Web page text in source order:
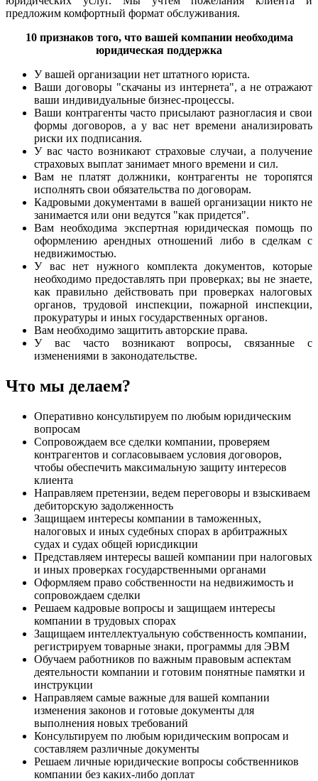
предложим комфортный формат обслуживания.
10 признаков того, что вашей компании необходима
юридическая поддержка
У вашей организации нет штатного юриста.
Ваши договоры "скачаны из интернета", а не отражают
ваши индивидуальные бизнес-процессы.
Ваши контрагенты часто присылают разногласия и свои
формы договоров, а у вас нет времени анализировать
риски их подписания.
У вас часто возникают страховые случаи, а получение
страховых выплат занимает много времени и сил.
Вам не платят должники, контрагенты не торопятся
исполнять свои обязательства по договорам.
Кадровыми документами в вашей организации никто не
занимается или они ведутся "как придется".
Вам необходима экспертная юридическая помощь по
оформлению арендных отношений либо в сделкам с
недвижимостью.
У вас нет нужного комплекта документов, которые
необходимо предоставлять при проверках; вы не знаете,
как правильно действовать при проверках налоговых
органов, трудовой инспекции, пожарной инспекции,
прокуратуры и иных государственных органов.
Вам необходимо защитить авторские права.
У вас часто возникают вопросы, связанные с
изменениями в законодательстве.
Что мы делаем?
Оперативно консультируем по любым юридическим
вопросам
Сопровождаем все сделки компании, проверяем
контрагентов и согласовываем условия договоров,
чтобы обеспечить максимальную защиту интересов
клиента
Направляем претензии, ведем переговоры и взыскиваем
дебиторскую задолженность
Защищаем интересы компании в таможенных,
налоговых и иных судебных спорах в арбитражных
судах и судах общей юрисдикции
Представляем интересы вашей компании при налоговых
и иных проверках государственными органами
Оформляем право собственности на недвижимость и
сопровождаем сделки
Решаем кадровые вопросы и защищаем интересы
компании в трудовых спорах
Защищаем интеллектуальную собственность компании,
регистрируем товарные знаки, программы для ЭВМ
Обучаем работников по важным правовым аспектам
деятельности компании и готовим понятные памятки и
инструкции
Направляем самые важные для вашей компании
изменения законов и готовые документы для
выполнения новых требований
Консультируем по любым юридическим вопросам и
составляем различные документы
Решаем личные юридические вопросы собственников
компании без каких-либо доплат